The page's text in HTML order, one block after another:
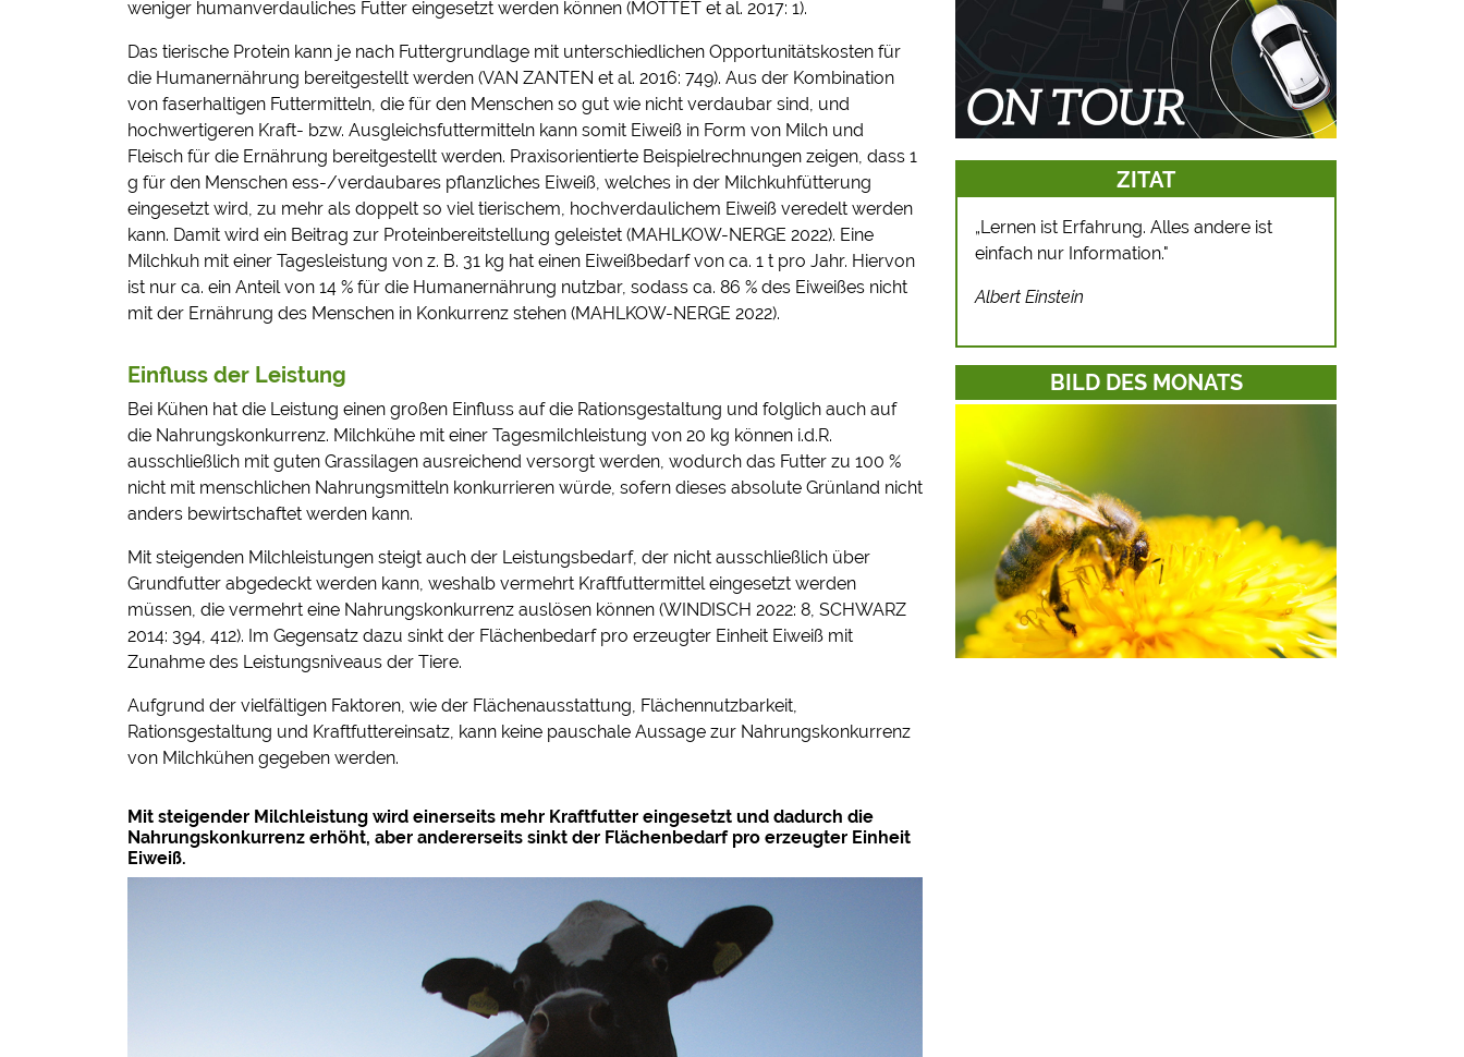
weniger humanverdauliches Futter eingesetzt werden können (MOTTET et al. 2017: 1).
Das tierische Protein kann je nach Futtergrundlage mit unterschiedlichen Opportunitätskosten für
die Humanernährung bereitgestellt werden (VAN ZANTEN et al. 2016: 749). Aus der Kombination
von faserhaltigen Futtermitteln, die für den Menschen so gut wie nicht verdaubar sind, und
hochwertigeren Kraft- bzw. Ausgleichsfuttermitteln kann somit Eiweiß in Form von Milch und
Fleisch für die Ernährung bereitgestellt werden. Praxisorientierte Beispielrechnungen zeigen, dass 1
g für den Menschen ess-/verdaubares pflanzliches Eiweiß, welches in der Milchkuhfütterung
eingesetzt wird, zu mehr als doppelt so viel tierischem, hochverdaulichem Eiweiß veredelt werden
kann. Damit wird ein Beitrag zur Proteinbereitstellung geleistet (MAHLKOW-NERGE 2022). Eine
Milchkuh mit einer Tagesleistung von z. B. 31 kg hat einen Eiweißbedarf von ca. 1 t pro Jahr. Hiervon
ist nur ca. ein Anteil von 14 % für die Humanernährung nutzbar, sodass ca. 86 % des Eiweißes nicht
mit der Ernährung des Menschen in Konkurrenz stehen (MAHLKOW-NERGE 2022).
Einfluss der Leistung
Bei Kühen hat die Leistung einen großen Einfluss auf die Rationsgestaltung und folglich auch auf
die Nahrungskonkurrenz. Milchkühe mit einer Tagesmilchleistung von 20 kg können i.d.R.
ausschließlich mit guten Grassilagen ausreichend versorgt werden, wodurch das Futter zu 100 %
nicht mit menschlichen Nahrungsmitteln konkurrieren würde, sofern dieses absolute Grünland nicht
anders bewirtschaftet werden kann.
Mit steigenden Milchleistungen steigt auch der Leistungsbedarf, der nicht ausschließlich über
Grundfutter abgedeckt werden kann, weshalb vermehrt Kraftfuttermittel eingesetzt werden
müssen, die vermehrt eine Nahrungskonkurrenz auslösen können (WINDISCH 2022: 8, SCHWARZ
2014: 394, 412). Im Gegensatz dazu sinkt der Flächenbedarf pro erzeugter Einheit Eiweiß mit
Zunahme des Leistungsniveaus der Tiere.
Aufgrund der vielfältigen Faktoren, wie der Flächenausstattung, Flächennutzbarkeit,
Rationsgestaltung und Kraftfuttereinsatz, kann keine pauschale Aussage zur Nahrungskonkurrenz
von Milchkühen gegeben werden.
Mit steigender Milchleistung wird einerseits mehr Kraftfutter eingesetzt und dadurch die
Nahrungskonkurrenz erhöht, aber andererseits sinkt der Flächenbedarf pro erzeugter Einheit
Eiweiß.
ZITAT
„Lernen ist Erfahrung. Alles andere ist
einfach nur Information."
Albert Einstein
BILD DES MONATS